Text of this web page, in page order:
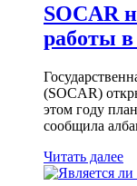
SOCAR
работы
(SOCAR)
этом году
сообщила
Читать далее